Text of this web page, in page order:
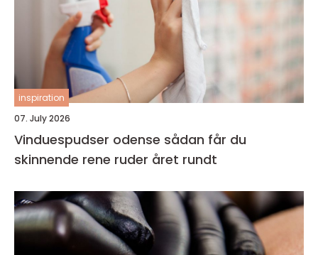
inspiration
07. July 2026
Vinduespudser odense sådan får du
skinnende rene ruder året rundt